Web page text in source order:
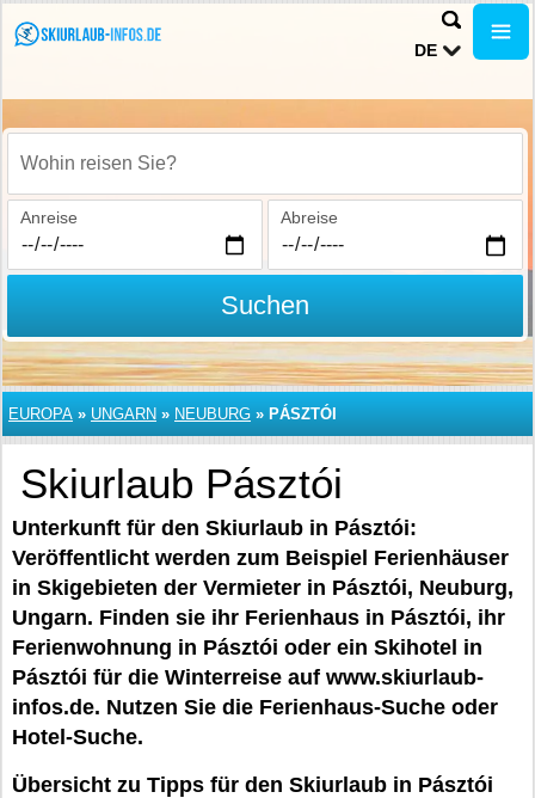
DE
Wohin reisen Sie?
Anreise Abreise
Suchen
EUROPA » UNGARN » NEUBURG » PÁSZTÓI
Skiurlaub Pásztói
Unterkunft für den Skiurlaub in Pásztói:
Veröffentlicht werden zum Beispiel Ferienhäuser
in Skigebieten der Vermieter in Pásztói, Neuburg,
Ungarn. Finden sie ihr Ferienhaus in Pásztói, ihr
Ferienwohnung in Pásztói oder ein Skihotel in
Pásztói für die Winterreise auf www.skiurlaub-
infos.de. Nutzen Sie die Ferienhaus-Suche oder
Hotel-Suche.
Übersicht zu Tipps für den Skiurlaub in Pásztói